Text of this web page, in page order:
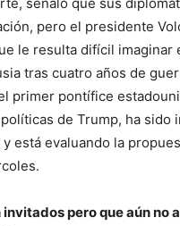
señaló que sus
pero el presidente
le resulta difícil imaginar
tras cuatro años de
primer pontífice
de Trump, ha sido
está evaluando la
invitados pero que aún no